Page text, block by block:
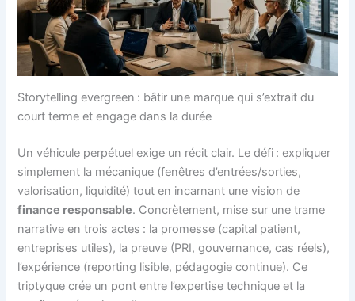
Storytelling evergreen : bâtir une marque qui s’extrait du
court terme et engage dans la durée
Un véhicule perpétuel exige un récit clair. Le défi : expliquer
simplement la mécanique (fenêtres d’entrées/sorties,
valorisation, liquidité) tout en incarnant une vision de
finance responsable. Concrètement, mise sur une trame
narrative en trois actes : la promesse (capital patient,
entreprises utiles), la preuve (PRI, gouvernance, cas réels),
l’expérience (reporting lisible, pédagogie continue). Ce
triptyque crée un pont entre l’expertise technique et la